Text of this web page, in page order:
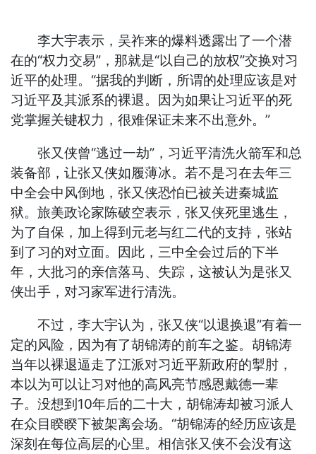
李大宇表示，吴祚来的爆料透露出了一个潜
在的“权力交易”，那就是“以自己的放权”交换对习
近平的处理。“据我的判断，所谓的处理应该是对
习近平及其派系的裸退。因为如果让习近平的死
党掌握关键权力，很难保证未来不出意外。”
张又侠曾“逃过一劫”，习近平清洗火箭军和总
装备部，让张又侠如履薄冰。若不是习在去年三
中全会中风倒地，张又侠恐怕已被关进秦城监
狱。旅美政论家陈破空表示，张又侠死里逃生，
为了自保，加上得到元老与红二代的支持，张站
到了习的对立面。因此，三中全会过后的下半
年，大批习的亲信落马、失踪，这被认为是张又
侠出手，对习家军进行清洗。
不过，李大宇认为，张又侠“以退换退”有着一
定的风险，因为有了胡锦涛的前车之鉴。胡锦涛
当年以裸退逼走了江派对习近平新政府的掣肘，
本以为可以让习对他的高风亮节感恩戴德一辈
子。没想到10年后的二十大，胡锦涛却被习派人
在众目睽睽下被架离会场。“胡锦涛的经历应该是
深刻在每位高层的心里。相信张又侠不会没有这